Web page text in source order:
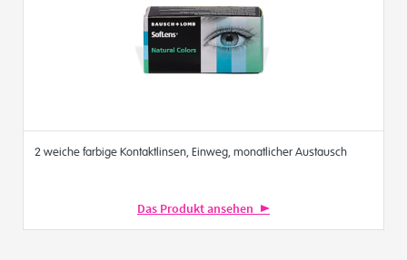
2 weiche farbige Kontaktlinsen, Einweg, monatlicher Austausch
Das Produkt ansehen